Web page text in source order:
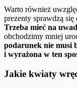
Warto również
prezenty sprawdzą
Trzeba mieć na
obchodzimy mniej
podarunek nie musi
i wyrażona w ten
Jakie kwiaty